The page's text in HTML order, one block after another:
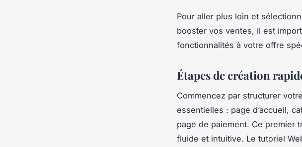
Pour aller plus loin et
booster vos ventes, il est
fonctionnalités à votre offre
Étapes de création
Commencez par structurer
essentielles : page d’accueil,
page de paiement. Ce premier
fluide et intuitive. Le tutoriel